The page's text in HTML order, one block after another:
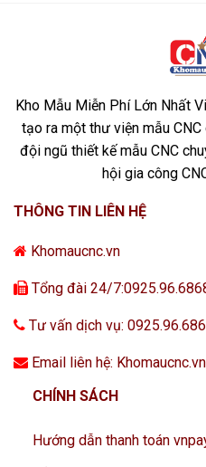
Kho Mẫu Miễn Phí Lớn Nhất
tạo ra một thư viện mẫu
đội ngũ thiết kế mẫu CNC
hội gia công
THÔNG TIN LIÊN HỆ
Khomaucnc.vn
Tổng đài 24/
Tư vấn dịch vụ:
Email liên hệ:
CHÍNH SÁCH
Hướng dẫn thanh toán